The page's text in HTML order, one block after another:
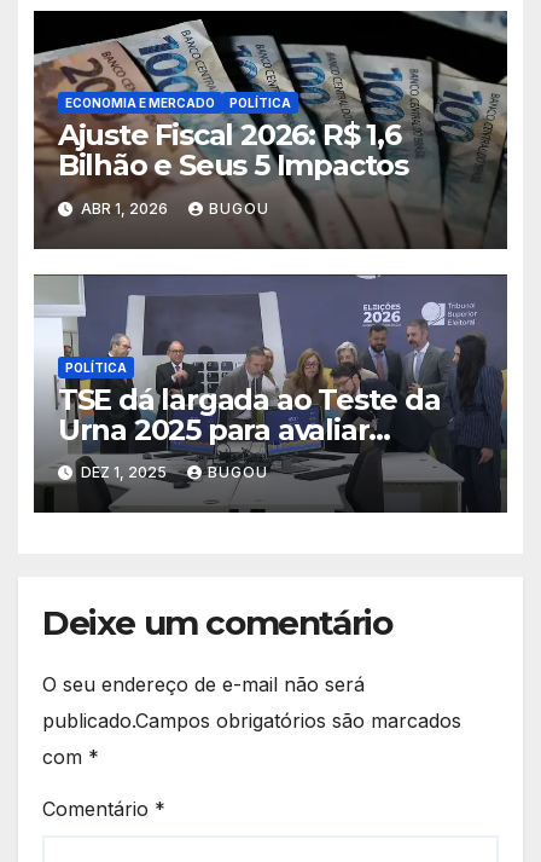
ECONOMIA E MERCADO POLÍTICA
Ajuste Fiscal 2026: R$ 1,6
Bilhão e Seus 5 Impactos
ABR 1, 2026 BUGOU
POLÍTICA
TSE dá largada ao Teste da
Urna 2025 para avaliar
segurança dos equipamentos
que serão usados nas
eleições de 2026
DEZ 1, 2025 BUGOU
Deixe um comentário
O seu endereço de e-mail não será
publicado.Campos obrigatórios são marcados
com *
Comentário *